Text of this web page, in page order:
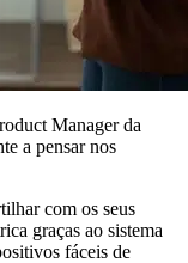
Manager da
a pensar nos
com os seus
graças ao sistema
fáceis de